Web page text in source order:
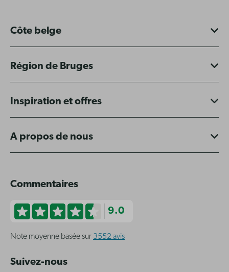
Côte belge
Région de Bruges
Inspiration et offres
A propos de nous
Commentaires
9.0
Note moyenne basée sur 3552 avis
Suivez-nous